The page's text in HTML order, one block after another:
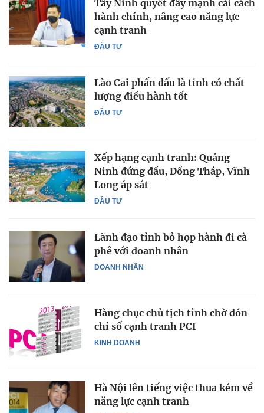
ĐẦU TƯ
Tây Ninh quyết đẩy mạnh cải cách
hành chính, nâng cao năng lực
cạnh tranh
ĐẦU TƯ
Lào Cai phấn đấu là tỉnh có chất
lượng điều hành tốt
ĐẦU TƯ
Xếp hạng cạnh tranh: Quảng
Ninh đứng đầu, Đồng Tháp, Vĩnh
Long áp sát
DOANH NHÂN
Lãnh đạo tỉnh bỏ họp hành đi cà
phê với doanh nhân
KINH DOANH
Hàng chục chủ tịch tỉnh chờ đón
chỉ số cạnh tranh PCI
Hà Nội lên tiếng việc thua kém về
năng lực cạnh tranh